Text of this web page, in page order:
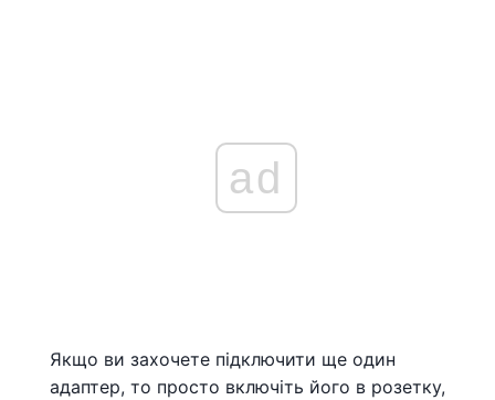
ad
Якщо ви захочете підключити ще один
адаптер, то просто включіть його в розетку,